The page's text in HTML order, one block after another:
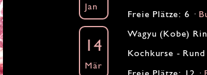
Jan
Freie Plätze: 6 ·
14
Mär
Wagyu (Kobe)
Kochkurse - Rund